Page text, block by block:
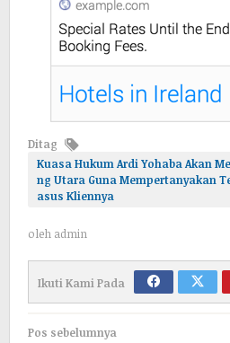
Ditag
Kuasa Hukum Ardi Yohaba Akan
ng Utara Guna Mempertanyakan
asus Kliennya
oleh admin
Ikuti Kami Pada
Navigasi
Pos sebelumnya